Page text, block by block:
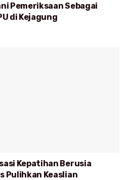
Pemeriksaan Sebagai
di Kejagung
Kepatihan Berusia
Pulihkan Keaslian